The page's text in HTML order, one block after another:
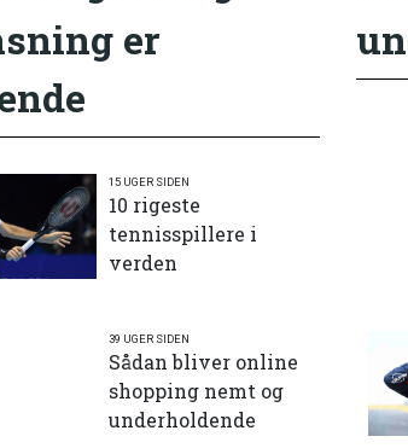
er
15 UGER SIDEN
10 rigeste
tennisspillere i
verden
39 UGER SIDEN
Sådan bliver online
shopping nemt og
underholdende